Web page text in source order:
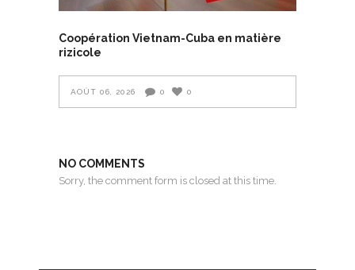
Coopération Vietnam-Cuba en matière
rizicole
AOÛT 06, 2026 0 0
NO COMMENTS
Sorry, the comment form is closed at this time.